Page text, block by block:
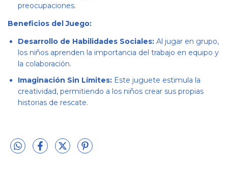
preocupaciones.
Beneficios del Juego:
Desarrollo de Habilidades Sociales: Al jugar en grupo,
los niños aprenden la importancia del trabajo en equipo y
la colaboración.
Imaginación Sin Límites: Este juguete estimula la
creatividad, permitiendo a los niños crear sus propias
historias de rescate.